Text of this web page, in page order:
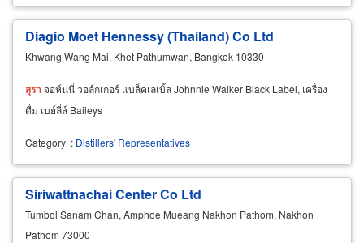
Diagio Moet Hennessy (Thailand) Co Ltd
Khwang Wang Mai, Khet Pathumwan, Bangkok 10330
สุรา จอห์นนี่ วอล์กเกอร์ แบล็คเลเบิ้ล Johnnie Walker Black Label, เครื่อง
ดื่ม เบย์ลี่ส์ Baileys
Category : Distillers' Representatives
Siriwattnachai Center Co Ltd
Tumbol Sanam Chan, Amphoe Mueang Nakhon Pathom, Nakhon
Pathom 73000